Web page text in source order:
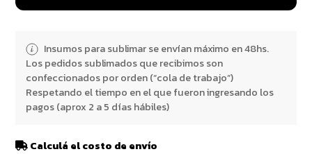
Insumos para sublimar se envían máximo en 48hs.
Los pedidos sublimados que recibimos son
confeccionados por orden (“cola de trabajo”)
Respetando el tiempo en el que fueron ingresando los
pagos (aprox 2 a 5 días hábiles)
Calculá el costo de envío